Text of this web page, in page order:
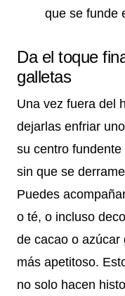
que se funde
Da el toque
galletas
Una vez fuera del
dejarlas enfriar
su centro
sin que se
Puedes
o té, o incluso
de cacao o azúcar
más apetitoso.
no solo hacen